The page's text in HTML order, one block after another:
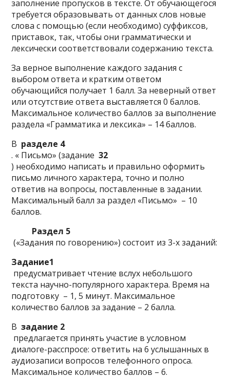
заполнение пропусков в тексте. От обучающегося
требуется образовывать от данных слов новые
слова с помощью (если необходимо) суффиксов,
приставок, так, чтобы они грамматически и
лексически соответствовали содержанию текста.
За верное выполнение каждого задания с
выбором ответа и кратким ответом
обучающийся получает 1 балл. За неверный ответ
или отсутствие ответа выставляется 0 баллов.
Максимальное количество баллов за выполнение
раздела «Грамматика и лексика» – 14 баллов.
В разделе 4
. « Письмо» (задание32
) необходимо написать и правильно оформить
письмо личного характера, точно и полно
ответив на вопросы, поставленные в задании.
Максимальный балл за раздел «Письмо» – 10
баллов.
Раздел 5
(«Задания по говорению») состоит из 3-х заданий:
Задание1
предусматривает чтение вслух небольшого
текста научно-популярного характера. Время на
подготовку – 1, 5 минут. Максимальное
количество баллов за задание – 2 балла.
Взадание 2
предлагается принять участие в условном
диалоге-расспросе: ответить на 6 услышанных в
аудиозаписи вопросов телефонного опроса.
Максимальное количество баллов – 6.